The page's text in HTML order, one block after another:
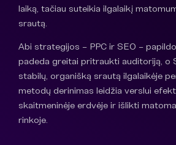
laiką, tačiau suteikia ilgalaikį
srautą.
Abi strategijos – PPC ir SEO –
padeda greitai pritraukti auditoriją, o
stabilų, organišką srautą ilgalaikėje
metodų derinimas leidžia verslui
skaitmeninėje erdvėje ir išlikti
rinkoje.